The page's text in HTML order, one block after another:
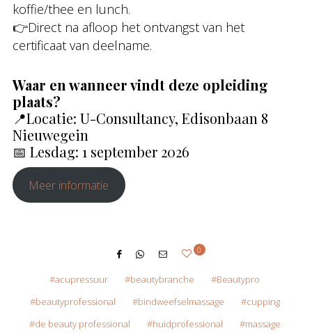
koffie/thee en lunch.
👉Direct na afloop het ontvangst van het
certificaat van deelname.
Waar en wanneer vindt deze opleiding
plaats?
📍Locatie: U-Consultancy, Edisonbaan 8
Nieuwegein
📅 Lesdag: 1 september 2026
Meer informatie
0
acupressuur beautybranche
Beautypro
beautyprofessional
bindweefselmassage
cupping
de beauty professional
huidprofessional
massage